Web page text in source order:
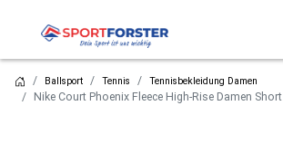
Ballsport Tennis Tennisbekleidung Damen
Nike Court Phoenix Fleece High-Rise Damen Short